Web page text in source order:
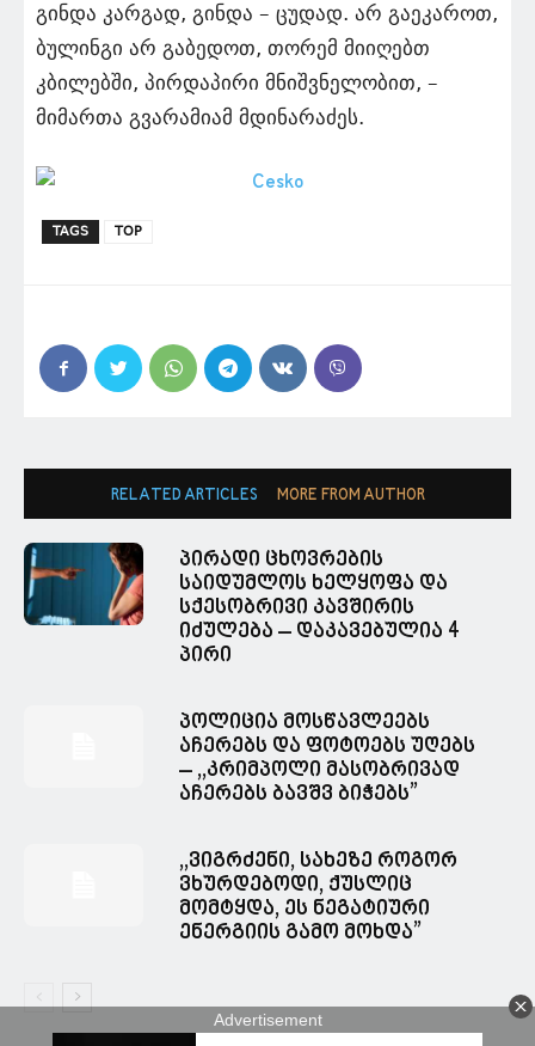
გინდა კარგად, გინდა – ცუდად. არ გაეკაროთ,
ბულინგი არ გაბედოთ, თორემ მიიღებთ
კბილებში, პირდაპირი მნიშვნელობით, –
მიმართა გვარამიამ მდინარაძეს.
TAGS TOP
RELATED ARTICLES MORE FROM AUTHOR
პირადი ცხოვრების
საიდუმლოს ხელყოფა და
სქესობრივი კავშირის
იძულება – დაკავებულია 4
პირი
პოლიცია მოსწავლეებს
აჩერებს და ფოტოებს უღებს
– ,,კრიმპოლი მასობრივად
აჩერებს ბავშვ ბიჭებს”
,,ვიგრძენი, სახეზე როგორ
ვხურდებოდი, ქუსლიც
მომტყდა, ეს ნეგატიური
ენერგიის გამო მოხდა”